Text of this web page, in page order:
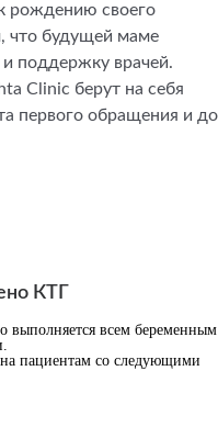
рождению своего
будущей маме
и поддержку врачей.
Clinic берут на себя
первого обращения и до
КТГ
выполняется всем беременным
пациентам со следующими